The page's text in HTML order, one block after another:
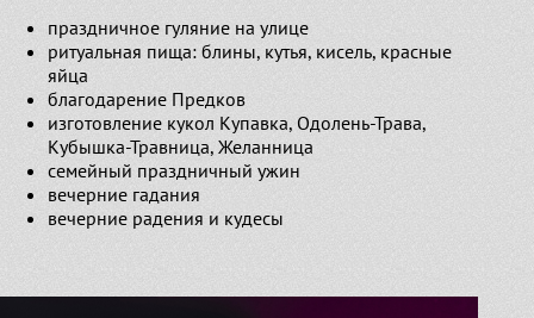
праздничное гуляние на улице
ритуальная пища: блины, кутья, кисель, красные
яйца
благодарение Предков
изготовление кукол Купавка, Одолень-Трава,
Кубышка-Травница, Желанница
семейный праздничный ужин
вечерние гадания
вечерние радения и кудесы